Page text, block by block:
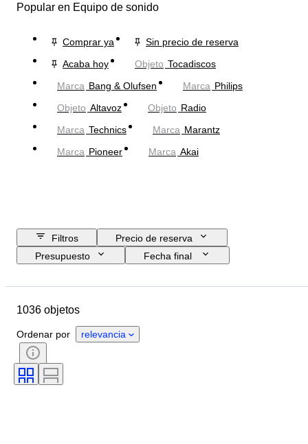
Popular en Equipo de sonido
Comprar ya
Sin precio de reserva
Acaba hoy
Objeto Tocadiscos
Marca Bang & Olufsen Marca Philips
Objeto Altavoz Objeto Radio
Marca Technics Marca Marantz
Marca Pioneer Marca Akai
Filtros
Precio de reserva
Presupuesto
Fecha final
Estado
Género artístico
Color
Testado y funcionando
Era
Creador
1036 objetos
Ordenar por relevancia